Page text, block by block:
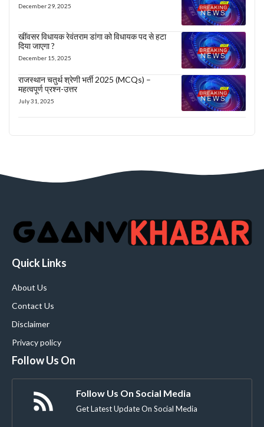
December 29, 2025
खींवसर विधायक रेवंतराम डांगा को विधायक पद से हटा
दिया जाएगा ?
December 15, 2025
राजस्थान चतुर्थ श्रेणी भर्ती 2025 (MCQs) –
महत्वपूर्ण प्रश्न-उत्तर
July 31, 2025
Quick Links
About Us
Contact Us
Disclaimer
Privacy policy
Follow Us On
Follow Us On Social Media
Get Latest Update On Social Media